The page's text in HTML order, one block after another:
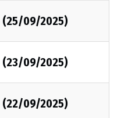
(25/09/2025)
(23/09/2025)
(22/09/2025)